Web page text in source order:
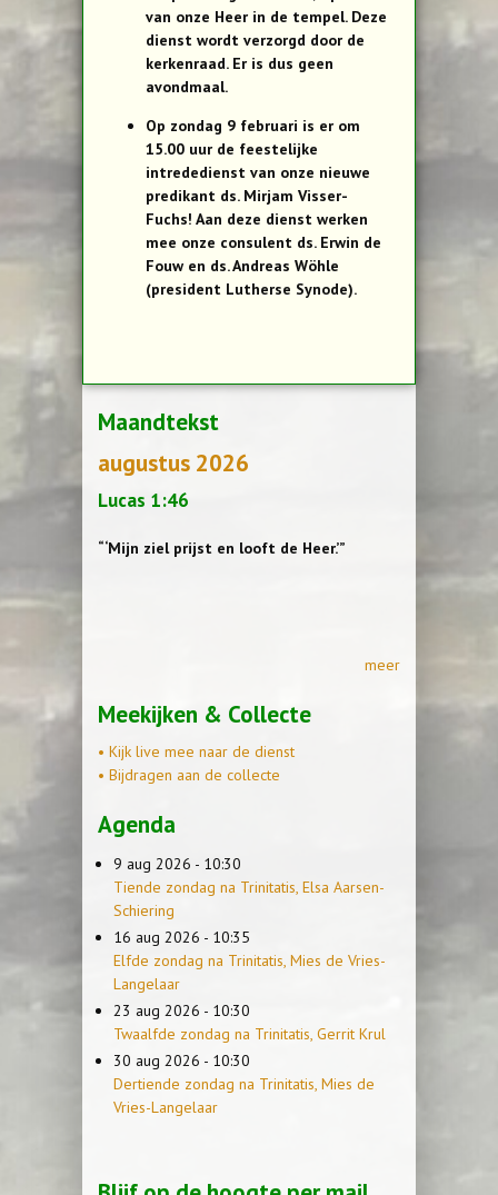
van onze Heer in de tempel. Deze
dienst wordt verzorgd door de
kerkenraad. Er is dus geen
avondmaal.
Op zondag 9 februari is er om
15.00 uur de feestelijke
intrededienst van onze nieuwe
predikant ds. Mirjam Visser-
Fuchs! Aan deze dienst werken
mee onze consulent ds. Erwin de
Fouw en ds. Andreas Wöhle
(president Lutherse Synode).
Maandtekst
augustus 2026
Lucas 1:46
“‘Mijn ziel prijst en looft de Heer.’”
meer
Meekijken & Collecte
• Kijk live mee naar de dienst
• Bijdragen aan de collecte
Agenda
9 aug 2026 - 10:30
Tiende zondag na Trinitatis, Elsa Aarsen-
Schiering
16 aug 2026 - 10:35
Elfde zondag na Trinitatis, Mies de Vries-
Langelaar
23 aug 2026 - 10:30
Twaalfde zondag na Trinitatis, Gerrit Krul
30 aug 2026 - 10:30
Dertiende zondag na Trinitatis, Mies de
Vries-Langelaar